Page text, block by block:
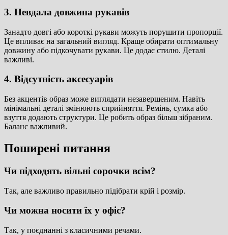
3. Невдала довжина рукавів
Занадто довгі або короткі рукави можуть порушити пропорції.
Це впливає на загальний вигляд. Краще обирати оптимальну
довжину або підкочувати рукави. Це додає стилю. Деталі
важливі.
4. Відсутність аксесуарів
Без акцентів образ може виглядати незавершеним. Навіть
мінімальні деталі змінюють сприйняття. Ремінь, сумка або
взуття додають структури. Це робить образ більш зібраним.
Баланс важливий.
Поширені питання
Чи підходять вільні сорочки всім?
Так, але важливо правильно підібрати крій і розмір.
Чи можна носити їх у офіс?
Так, у поєднанні з класичними речами.